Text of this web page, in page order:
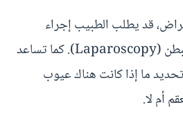
قد يطلب الطبيب إجراء
تنظير الرحم أو تنظير البطن (Laparoscopy). كما تساعد
ما إذا كانت هناك عيوب
أم لا.